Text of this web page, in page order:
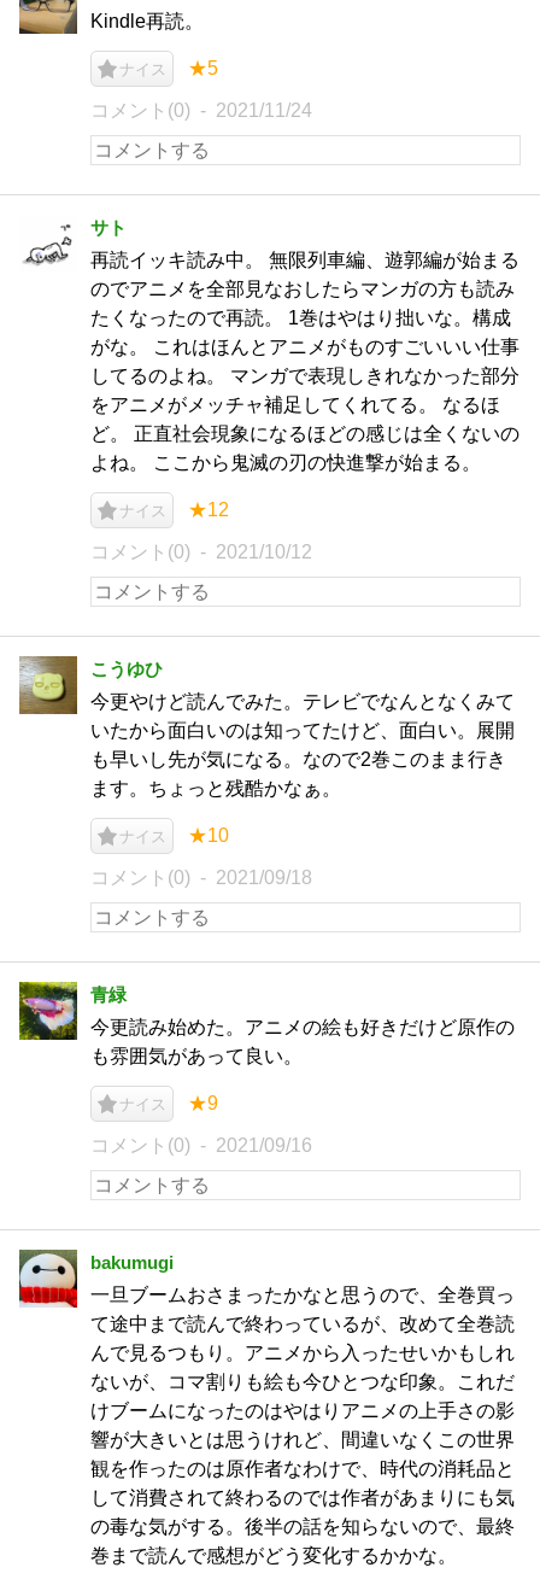
Kindle再読。
ナイス ★5
コメント(0) 2021/11/24
サト
再読イッキ読み中。 無限列車編、遊郭編が始まる
のでアニメを全部見なおしたらマンガの方も読み
たくなったので再読。 1巻はやはり拙いな。構成
がな。 これはほんとアニメがものすごいいい仕事
してるのよね。 マンガで表現しきれなかった部分
をアニメがメッチャ補足してくれてる。 なるほ
ど。 正直社会現象になるほどの感じは全くないの
よね。 ここから鬼滅の刃の快進撃が始まる。
ナイス ★12
コメント(0) 2021/10/12
こうゆひ
今更やけど読んでみた。テレビでなんとなくみて
いたから面白いのは知ってたけど、面白い。展開
も早いし先が気になる。なので2巻このまま行き
ます。ちょっと残酷かなぁ。
ナイス ★10
コメント(0) 2021/09/18
青緑
今更読み始めた。アニメの絵も好きだけど原作の
も雰囲気があって良い。
ナイス ★9
コメント(0) 2021/09/16
bakumugi
一旦ブームおさまったかなと思うので、全巻買っ
て途中まで読んで終わっているが、改めて全巻読
んで見るつもり。アニメから入ったせいかもしれ
ないが、コマ割りも絵も今ひとつな印象。これだ
けブームになったのはやはりアニメの上手さの影
響が大きいとは思うけれど、間違いなくこの世界
観を作ったのは原作者なわけで、時代の消耗品と
して消費されて終わるのでは作者があまりにも気
の毒な気がする。後半の話を知らないので、最終
巻まで読んで感想がどう変化するかかな。